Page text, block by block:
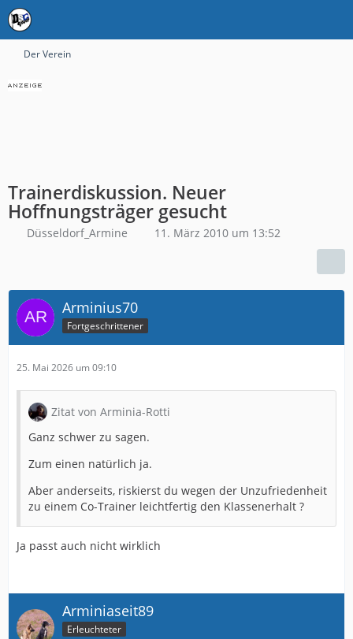
Der Verein
Trainerdiskussion. Neuer
Hoffnungsträger gesucht
Düsseldorf_Armine 11. März 2010 um 13:52
Arminius70
Fortgeschrittener
25. Mai 2026 um 09:10
Zitat von Arminia-Rotti
Ganz schwer zu sagen.
Zum einen natürlich ja.
Aber anderseits, riskierst du wegen der Unzufriedenheit
zu einem Co-Trainer leichtfertig den Klassenerhalt ?
Ja passt auch nicht wirklich
Arminiaseit89
Erleuchteter